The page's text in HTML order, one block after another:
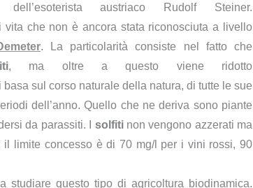
austriaco Rudolf Steiner.
che non è ancora stata riconosciuta a livello
. La particolarità consiste nel fatto che
, ma oltre a questo viene ridotto
basa sul corso naturale della natura, di tutte le sue
dell’anno. Quello che ne deriva sono piante
da parassiti. I solfitinon vengono azzerati ma
limite concesso è di 70 mg/l per i vini rossi, 90
studiare questo tipo di agricoltura biodinamica.